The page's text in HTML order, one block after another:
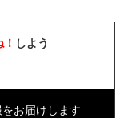
しよう
お届けします